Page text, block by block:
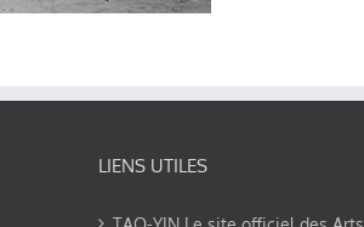
LIENS UTILES